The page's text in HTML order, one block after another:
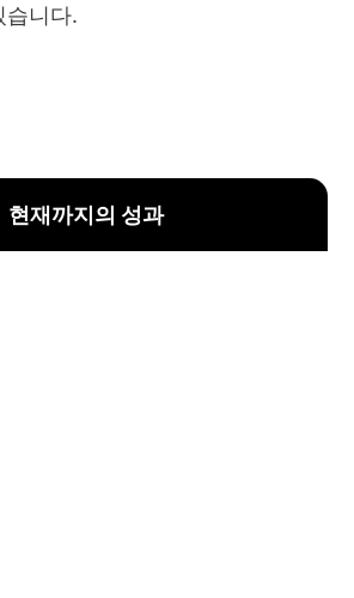
습니다.
현재까지의 성과